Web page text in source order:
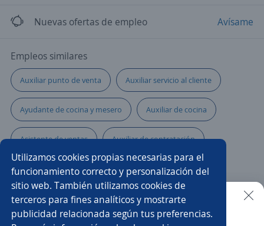
Utilizamos cookies propias necesarias para el
funcionamiento correcto y personalización del
sitio web. También utilizamos cookies de
terceros para fines analíticos y mostrarte
publicidad relacionada según tus preferencias.
Nuevas ofertas de empleo Avísame
Empleos similares
Auxiliar punto de venta Auxiliar servicio al cliente
Ayudante de cocina y mesero Auxiliar de cocina
Asistente de ventas Auxiliar de contratación
Parrillero/a Auxiliar Auxiliares de cocina
Cabinero/a Ayudante de servicios generales
Buscar es más fácil en la app